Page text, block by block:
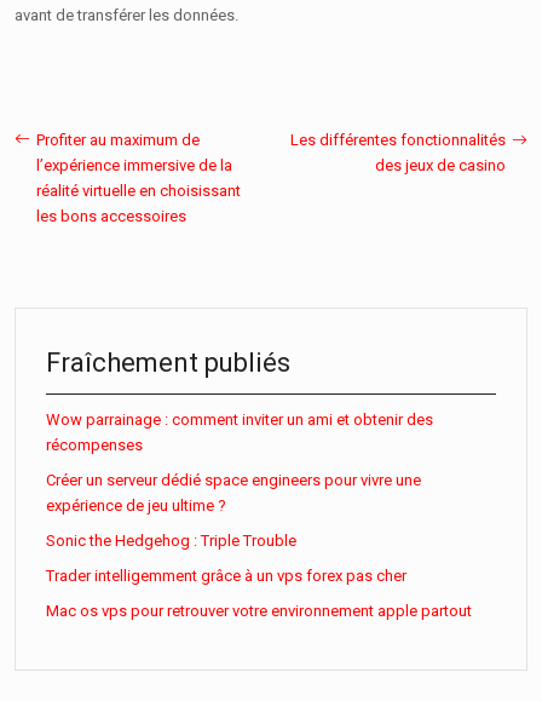
avant de transférer les données.
Profiter au maximum de
l’expérience immersive de la
réalité virtuelle en choisissant
les bons accessoires
Les différentes fonctionnalités
des jeux de casino
Fraîchement publiés
Wow parrainage : comment inviter un ami et obtenir des
récompenses
Créer un serveur dédié space engineers pour vivre une
expérience de jeu ultime ?
Sonic the Hedgehog : Triple Trouble
Trader intelligemment grâce à un vps forex pas cher
Mac os vps pour retrouver votre environnement apple partout